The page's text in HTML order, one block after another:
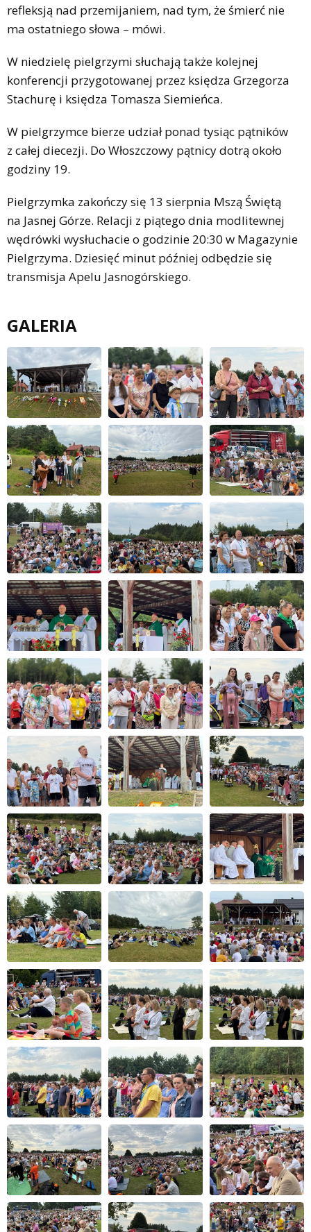
refleksją nad przemijaniem, nad tym, że śmierć nie
ma ostatniego słowa – mówi.
W niedzielę pielgrzymi słuchają także kolejnej
konferencji przygotowanej przez księdza Grzegorza
Stachurę i księdza Tomasza Siemieńca.
W pielgrzymce bierze udział ponad tysiąc pątników
z całej diecezji. Do Włoszczowy pątnicy dotrą około
godziny 19.
Pielgrzymka zakończy się 13 sierpnia Mszą Świętą
na Jasnej Górze. Relacji z piątego dnia modlitewnej
wędrówki wysłuchacie o godzinie 20:30 w Magazynie
Pielgrzyma. Dziesięć minut później odbędzie się
transmisja Apelu Jasnogórskiego.
GALERIA